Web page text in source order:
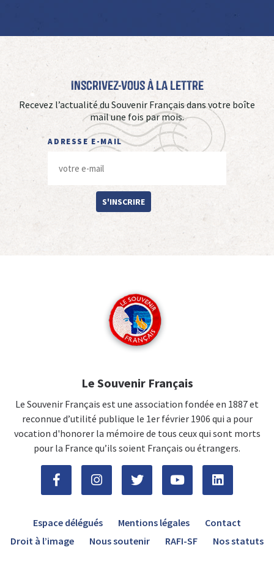
Inscrivez-vous à La Lettre
Recevez l’actualité du Souvenir Français dans votre boîte
mail une fois par mois.
ADRESSE E-MAIL
S'INSCRIRE
Le Souvenir Français
Le Souvenir Français est une association fondée en 1887 et
reconnue d’utilité publique le 1er février 1906 qui a pour
vocation d'honorer la mémoire de tous ceux qui sont morts
pour la France qu’ils soient Français ou étrangers.
Espace délégués Mentions légales
Contact
Droit à l’image
Nous soutenir RAFI-SF Nos statuts